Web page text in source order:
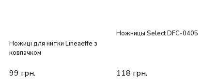
Ножиці для нитки Lineaeffe з
ковпачком
99 грн.
Ножницы Select DFC-0405
118 грн.